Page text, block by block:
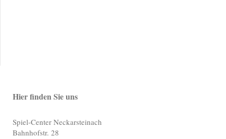
Hier finden Sie uns
Spiel-Center Neckarsteinach
Bahnhofstr. 28